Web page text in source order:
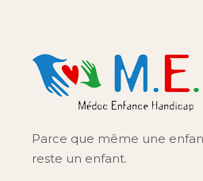
Parce que même une
reste un enfant.